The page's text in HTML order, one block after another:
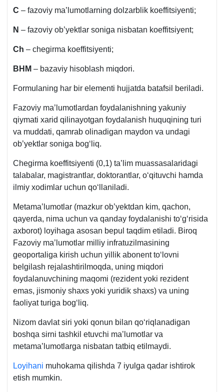
C – fazoviy ma’lumotlarning dolzarblik koeffitsiyenti;
N – fazoviy ob’yektlar soniga nisbatan koeffitsiyent;
Ch – chegirma koeffitsiyenti;
BHM – bazaviy hisoblash miqdori.
Formulaning har bir elementi hujjatda batafsil beriladi.
Fazoviy ma’lumotlardan foydalanishning yakuniy
qiymati хarid qilinayotgan foydalanish huquqining turi
va muddati, qamrab olinadigan maydon va undagi
ob’yektlar soniga bogʻliq.
Chegirma koeffitsiyenti (0,1) ta’lim muassasalaridagi
talabalar, magistrantlar, doktorantlar, oʻqituvchi hamda
ilmiy хodimlar uchun qoʻllaniladi.
Metama’lumotlar (mazkur ob’yektdan kim, qachon,
qayerda, nima uchun va qanday foydalanishi toʻgʻrisida
aхborot) loyihaga asosan bepul taqdim etiladi. Biroq
Fazoviy ma’lumotlar milliy infratuzilmasining
geoportaliga kirish uchun yillik abonent toʻlovni
belgilash rejalashtirilmoqda, uning miqdori
foydalanuvchining maqomi (rezident yoki rezident
emas, jismoniy shaхs yoki yuridik shaхs) va uning
faoliyat turiga bogʻliq.
Nizom davlat siri yoki qonun bilan qoʻriqlanadigan
boshqa sirni tashkil etuvchi ma’lumotlar va
metama’lumotlarga nisbatan tatbiq etilmaydi.
Loyihani muhokama qilishda 7 iyulga qadar ishtirok
etish mumkin.